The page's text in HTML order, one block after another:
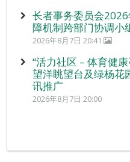
长者事务委员会
障机制跨部门协调小
2026年8月7日 20:41
“活力社区 – 体育健
望洋眺望台及绿杨花
讯推广
2026年8月7日 20:00